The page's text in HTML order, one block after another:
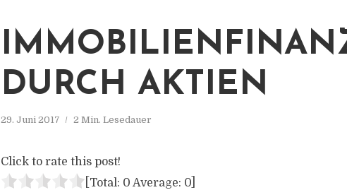
DURCH AKTIEN
29. Juni 2017 2 Min. Lesedauer
Click to rate this post!
[Total: 0 Average: 0